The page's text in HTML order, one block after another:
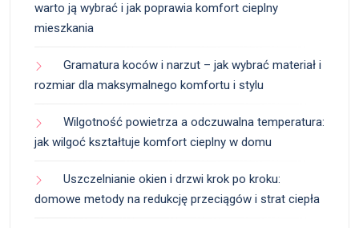
warto ją wybrać i jak poprawia komfort cieplny
mieszkania
Gramatura koców i narzut – jak wybrać materiał i
rozmiar dla maksymalnego komfortu i stylu
Wilgotność powietrza a odczuwalna temperatura:
jak wilgoć kształtuje komfort cieplny w domu
Uszczelnianie okien i drzwi krok po kroku:
domowe metody na redukcję przeciągów i strat ciepła